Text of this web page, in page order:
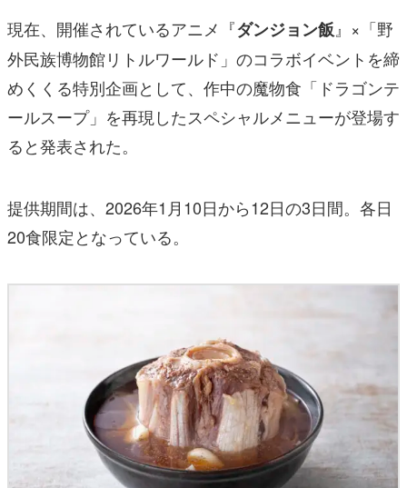
その他
電ファミニコゲーマーとは？
運営：株式会社マレ
現在、開催されているアニメ『ダンジョン飯』×「野
外民族博物館リトルワールド」のコラボイベントを締
めくくる特別企画として、作中の魔物食「ドラゴンテ
ールスープ」を再現したスペシャルメニューが登場す
ると発表された。
提供期間は、2026年1月10日から12日の3日間。各日
20食限定となっている。